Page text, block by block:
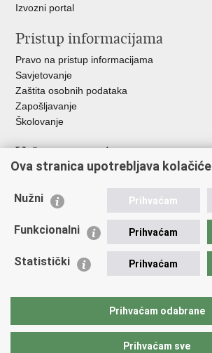
Izvozni portal
Pristup informacijama
Pravo na pristup informacijama
Savjetovanje
Zaštita osobnih podataka
Zapošljavanje
Školovanje
Važne poveznice
Ministarstvo unutarnjih poslova
Udruge
Policijska akademija
Zaklada policijske solidarnosti
Vučetić"
Ova stranica upotrebljava kolačiće
Nužni Prihvaćam
Funkcionalni Prihvaćam
Statistički Prihvaćam
Prihvaćam odabrane
Prihvaćam sve